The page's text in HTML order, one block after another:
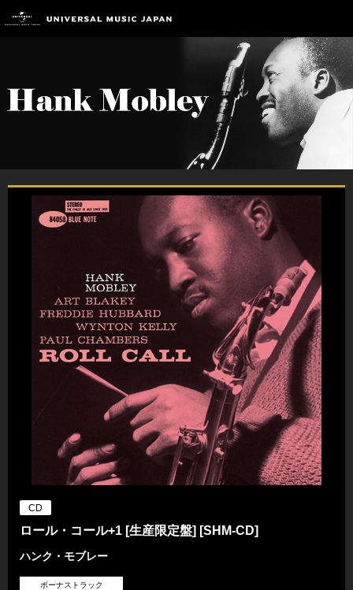
CD
ロール・コール+1 [生産限定盤] [SHM-CD]
ハンク・モブレー
ボーナストラック